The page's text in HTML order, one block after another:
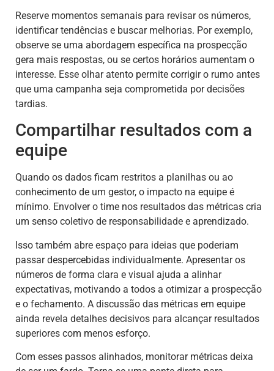
Reserve momentos semanais para revisar os números,
identificar tendências e buscar melhorias. Por exemplo,
observe se uma abordagem específica na prospecção
gera mais respostas, ou se certos horários aumentam o
interesse. Esse olhar atento permite corrigir o rumo antes
que uma campanha seja comprometida por decisões
tardias.
Compartilhar resultados com a
equipe
Quando os dados ficam restritos a planilhas ou ao
conhecimento de um gestor, o impacto na equipe é
mínimo. Envolver o time nos resultados das métricas cria
um senso coletivo de responsabilidade e aprendizado.
Isso também abre espaço para ideias que poderiam
passar despercebidas individualmente. Apresentar os
números de forma clara e visual ajuda a alinhar
expectativas, motivando a todos a otimizar a prospecção
e o fechamento. A discussão das métricas em equipe
ainda revela detalhes decisivos para alcançar resultados
superiores com menos esforço.
Com esses passos alinhados, monitorar métricas deixa